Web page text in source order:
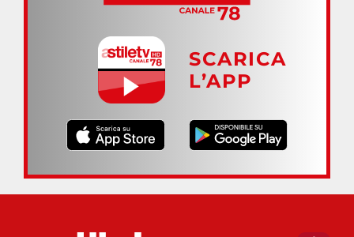
SCARICA
L’APP